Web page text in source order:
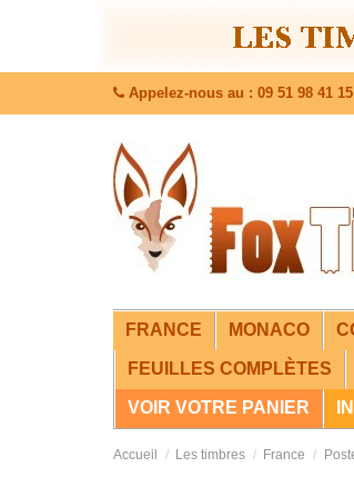
Appelez-nous au : 09 51 98 41
FRANCE MONACO
FEUILLES COMPLÈTES
VOIR VOTRE PANIER
Accueil Les timbres France